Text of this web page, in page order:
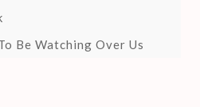
Be Watching Over Us